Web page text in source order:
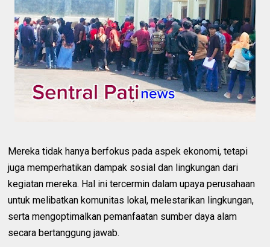
Mereka tidak hanya berfokus pada aspek ekonomi, tetapi
juga memperhatikan dampak sosial dan lingkungan dari
kegiatan mereka. Hal ini tercermin dalam upaya perusahaan
untuk melibatkan komunitas lokal, melestarikan lingkungan,
serta mengoptimalkan pemanfaatan sumber daya alam
secara bertanggung jawab.